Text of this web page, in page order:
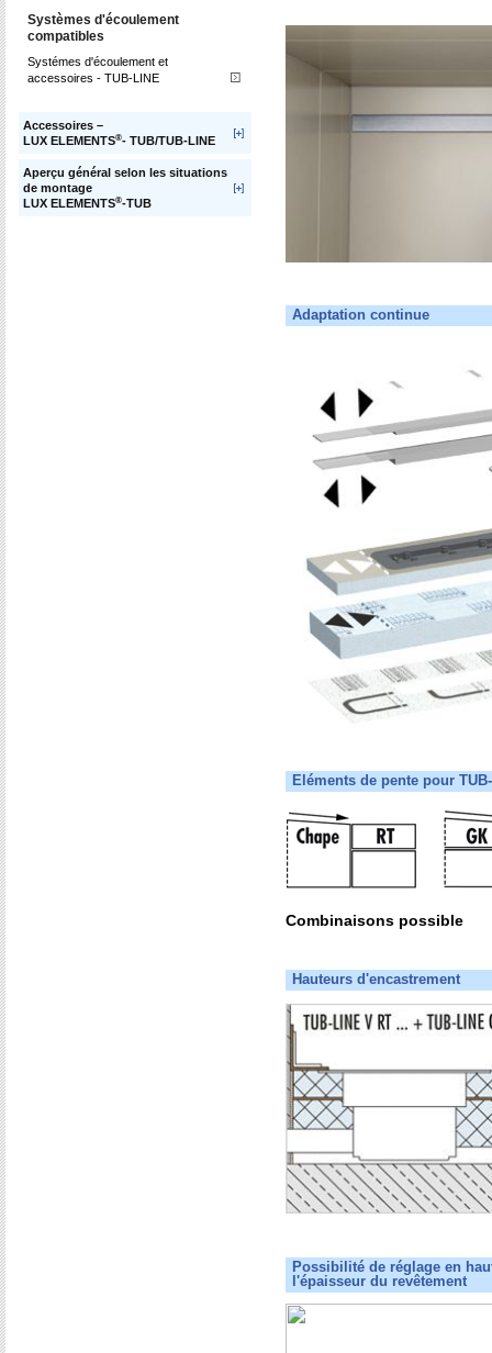
Systèmes d'écoulement
compatibles
Systémes d'écoulement et
accessoires - TUB-LINE
Accessoires –
LUX ELEMENTS®- TUB/TUB-LINE
Aperçu général selon les situations
de montage
LUX ELEMENTS®-TUB
Adaptation continue
Eléments de pente pour
Combinaisons possible
Hauteurs d'encastrement
Possibilité de réglage en
l'épaisseur du revêtement